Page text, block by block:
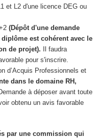
et L2 d'une licence DEG ou
(Dépôt d'une demande
est cohérent avec le
de projet).
Il faudra
pour s'inscrire.
d’Acquis Professionnels et
dans le domaine RH,
Demande à déposer avant toute
obtenu un avis favorable
par une commission qui